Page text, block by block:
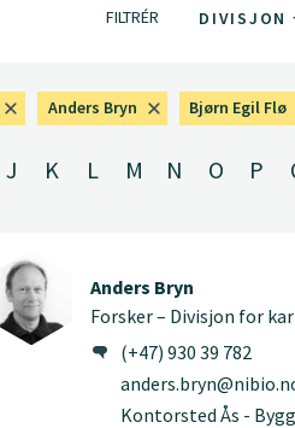
FILTRÉR DIVISJON
Anders Bryn Bjørn Egil Flø
J K L M N O P
Anders Bryn
Forsker – Divisjon for
(+47) 930 39 782
Kontorsted Ås -